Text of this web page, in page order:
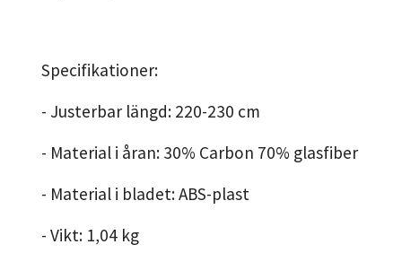
Specifikationer:
- Justerbar längd: 220-230 cm
- Material i åran: 30% Carbon 70% glasfiber
- Material i bladet: ABS-plast
- Vikt: 1,04 kg